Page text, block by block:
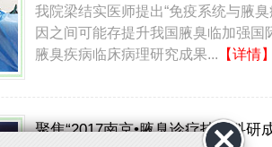
我院梁结实医师提出“免疫系统与腋
因之间可能存提升我国腋臭临加强国
腋臭疾病临床病理研究成果... 【详情
聚焦“2017南京•腋臭诊疗技术科研